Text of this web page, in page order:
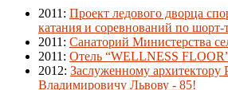
2011 : Проект ледового дворца
катания и соревнований по шорт-
2011 : Санаторий Министерства
2011 : Отель “WELLNESS
2012: Заслуженному
Владимировичу Львову - 85!